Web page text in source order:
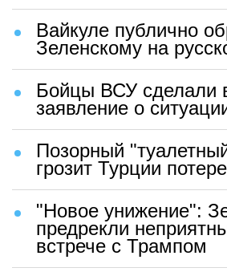
Вайкуле публично
Зеленскому на
Бойцы ВСУ сделали
заявление о
Позорный
грозит Турции
"Новое унижение":
предрекли
встрече с Трампом